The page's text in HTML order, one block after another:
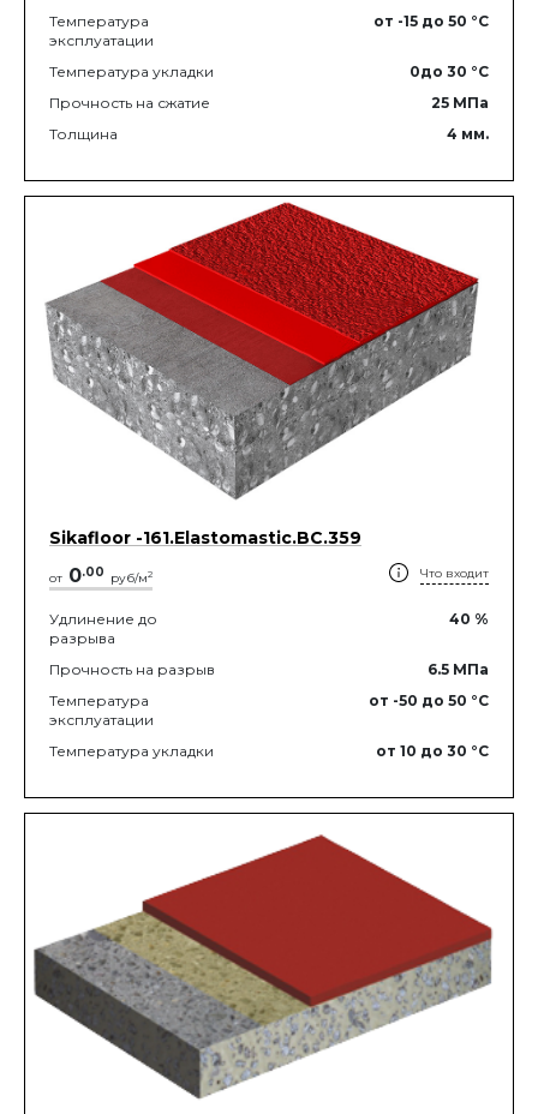
Температура
эксплуатации
от -15 до 50 °C
Температура укладки 0до 30 °C
Прочность на сжатие
25 МПа
Толщина
4 мм.
Sikafloor -161.Elastomastic.BC.359
от 0.00 руб/м2 Что входит
Удлинение до
разрыва
40 %
Прочность на разрыв 6.5 МПа
Температура
эксплуатации
от -50 до 50 °C
Температура укладки от 10 до 30 °C